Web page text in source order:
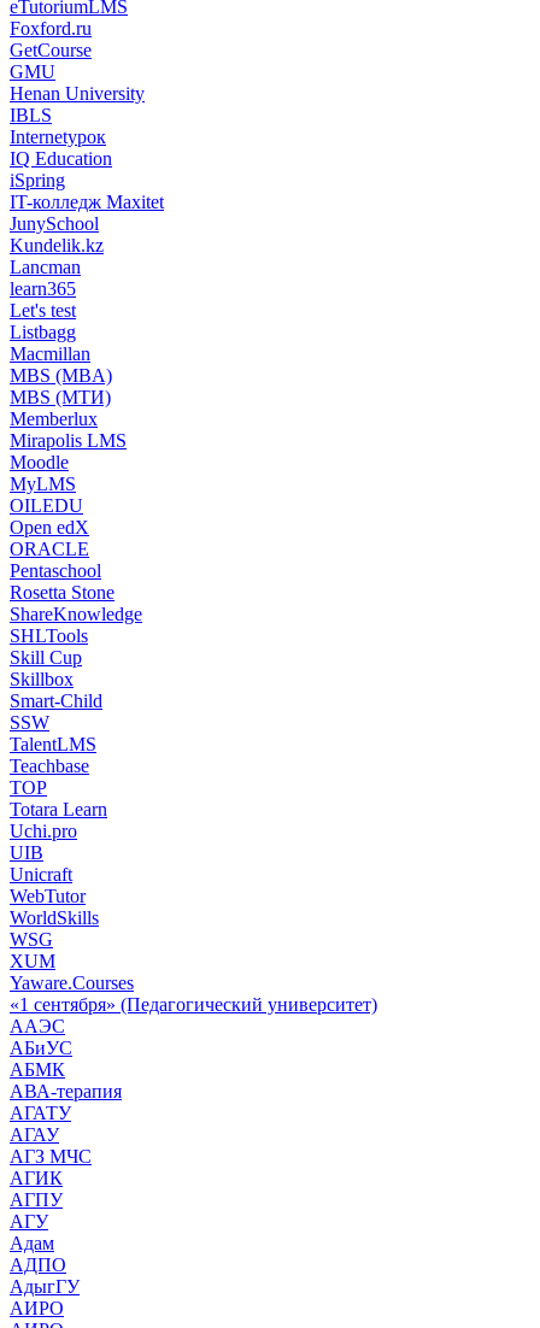
eTutoriumLMS
Foxford.ru
GetCourse
GMU
Henan University
IBLS
Internetурок
IQ Education
iSpring
IT-колледж Maxitet
JunySchool
Kundelik.kz
Lancman
learn365
Let's test
Listbagg
Macmillan
MBS (MBA)
MBS (МТИ)
Memberlux
Mirapolis LMS
Moodle
MyLMS
OILEDU
Open edX
ORACLE
Pentaschool
Rosetta Stone
ShareKnowledge
SHLTools
Skill Cup
Skillbox
Smart-Child
SSW
TalentLMS
Teachbase
TOP
Totara Learn
Uchi.pro
UIB
Unicraft
WebTutor
WorldSkills
WSG
XUM
Yaware.Courses
«1 сентября» (Педагогический университет)
ААЭС
АБиУС
АБМК
АВА-терапия
АГАТУ
АГАУ
АГЗ МЧС
АГИК
АГПУ
АГУ
Адам
АДПО
АдыгГУ
АИРО